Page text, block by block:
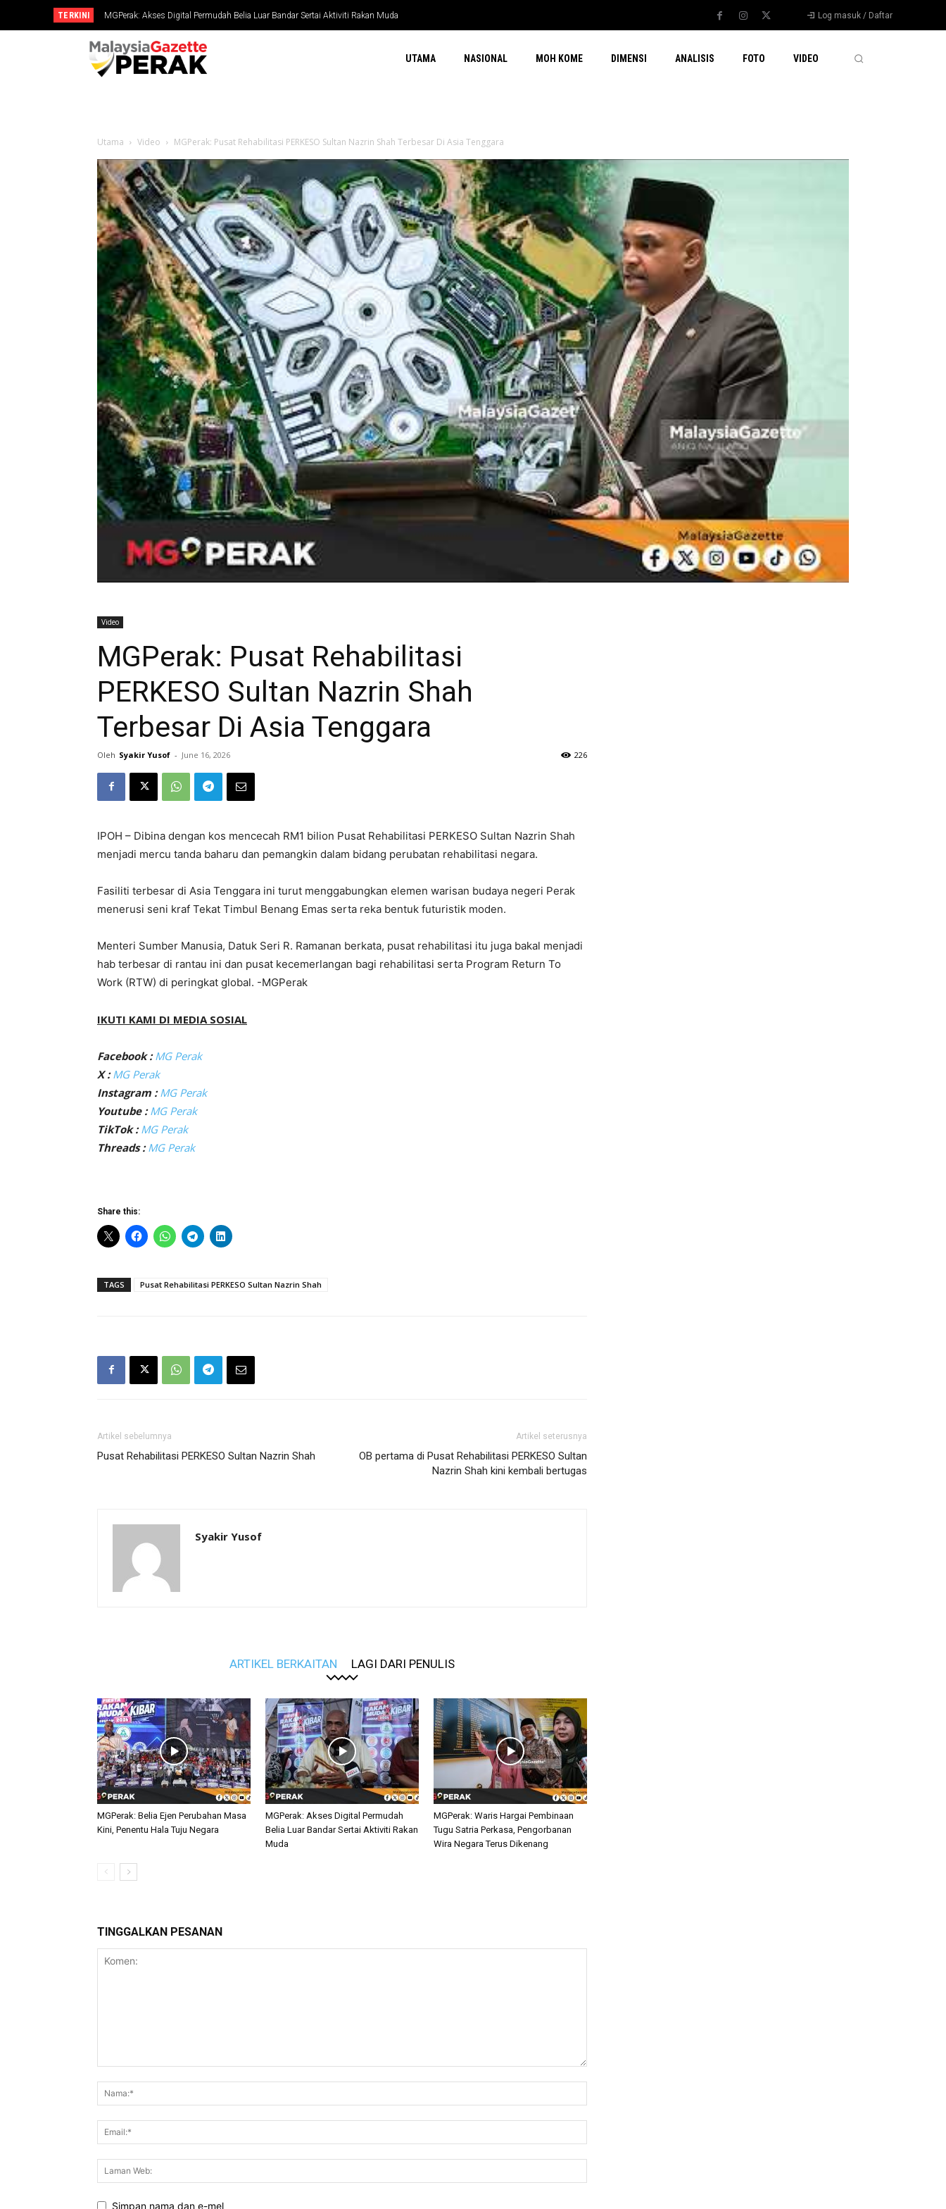
TERKINI MGPerak: Akses Digital Permudah Belia Luar Bandar Sertai Aktiviti Rakan Muda
Belia ejen perubahan masa kini, penentu hala tuju negara Log masuk / Daftar
UTAMA NASIONAL MOH KOME DIMENSI ANALISIS FOTO VIDEO
Utama Video MGPerak: Pusat Rehabilitasi PERKESO Sultan Nazrin Shah Terbesar Di Asia Tenggara
Video
MGPerak: Pusat Rehabilitasi
PERKESO Sultan Nazrin Shah
Terbesar Di Asia Tenggara
Oleh Syakir Yusof - June 16, 2026 226
IPOH – Dibina dengan kos mencecah RM1 bilion Pusat Rehabilitasi PERKESO Sultan Nazrin Shah
menjadi mercu tanda baharu dan pemangkin dalam bidang perubatan rehabilitasi negara.
Fasiliti terbesar di Asia Tenggara ini turut menggabungkan elemen warisan budaya negeri Perak
menerusi seni kraf Tekat Timbul Benang Emas serta reka bentuk futuristik moden.
Menteri Sumber Manusia, Datuk Seri R. Ramanan berkata, pusat rehabilitasi itu juga bakal menjadi
hab terbesar di rantau ini dan pusat kecemerlangan bagi rehabilitasi serta Program Return To
Work (RTW) di peringkat global. -MGPerak
IKUTI KAMI DI MEDIA SOSIAL
Facebook : MG Perak
X : MG Perak
Instagram : MG Perak
Youtube : MG Perak
TikTok : MG Perak
Threads : MG Perak
Share this:
TAGS Pusat Rehabilitasi PERKESO Sultan Nazrin Shah
Artikel sebelumnya
Pusat Rehabilitasi PERKESO Sultan Nazrin Shah
Artikel seterusnya
OB pertama di Pusat Rehabilitasi PERKESO Sultan
Nazrin Shah kini kembali bertugas
Syakir Yusof
ARTIKEL BERKAITAN LAGI DARI PENULIS
MGPerak: Belia Ejen Perubahan Masa
Kini, Penentu Hala Tuju Negara
MGPerak: Akses Digital Permudah
Belia Luar Bandar Sertai Aktiviti Rakan
Muda
MGPerak: Waris Hargai Pembinaan
Tugu Satria Perkasa, Pengorbanan
Wira Negara Terus Dikenang
TINGGALKAN PESANAN
Simpan nama dan e-mel